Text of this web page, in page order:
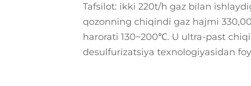
Tafsilot: ikki 220t/h gaz bilan
qozonning chiqindi gaz hajmi
harorati 130~200℃. U ultra-past
desulfurizatsiya texnologiyasidan